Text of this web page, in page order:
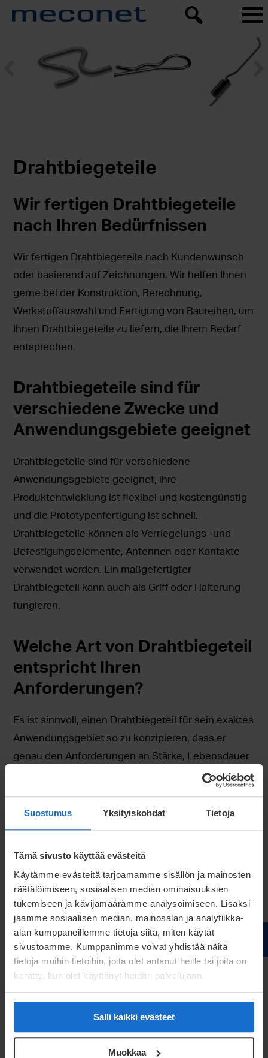
Suostumus Yksityiskohdat Tietoja
Tämä sivusto käyttää evästeitä
Käytämme evästeitä tarjoamamme sisällön ja mainosten
räätälöimiseen, sosiaalisen median ominaisuuksien
tukemiseen ja kävijämäärämme analysoimiseen. Lisäksi
jaamme sosiaalisen median, mainosalan ja analytiikka-
alan kumppaneillemme tietoja siitä, miten käytät
sivustoamme. Kumppanimme voivat yhdistää näitä
tietoja muihin tietoihin, joita olet antanut heille tai joita on
kerätty, kun olet käyttänyt heidän palvelujaan.
Salli kaikki evästeet
Muokkaa
Drahtbiegeteile
Wir fertigen Drahtbiegeteile
nach Ihren Bedürfnissen
Wir fertigen Drahtbiegeteile nach Kundenwunsch
oder basierend auf Zeichnungen. Wir helfen Ihnen
gerne bei der Konstruktion, Berechnung,
Werkstoffauswahl und Fertigung von Baureihen, um
Ihnen Drahtbiegeteile zu liefern, die Ihrem Bedarf
entsprechen.
Drahtbiegeteile sind für
verschiedene Zwecke und
Anwendungsgebiete geeignet
Drahtbiegeteile sind für verschiedene
Anwendungsgebiete geeignet, ihre
Produktentwicklung ist flexibel und kostengünstig
und die Prototypenfertigung ist schnell.
Drahtbiegeteile können als Verriegelungs- und
Befestigungselemente, Antennen oder Kontakte
verwendet werden. Ein maßgefertigter
Drahtbiegeteil kann auch als Griff oder Halterung
fungieren.
Welche Art von Drahtbiegeteil
entspricht Ihren
Anforderungen?
Es ist sinnvoll, einen Drahtbiegeteil für sein exaktes
Anwendungsgebiet so zu konzipieren, dass er
genau den Anforderungen an Stärke, Lebensdauer
und Einbau entspricht. Mit unseren modernen
Drahtautomaten können wir äußerst komplexe
zweidimensionale oder dreidimensionale
Drahtkomponenten herstellen.
Materialien und
Nachbehandlungen für
Drahtbiegeteile
Wir fertigen Drahtbiegeteile aus Federdrähten mit ø
0,1-8,0 mm. Die Materialoptionen umfassen
gewöhnlichen Federstahl (z. B. EN 10270-1 SM),
rostfreien Federstahl (z. B. EN 10270-3-1.4310),
ölgehärteten Federstahl, verzinkten Federstahl
oder säurebeständigen Federstahl sowie
Sonderqualitäten, wie z. B. Inconel, Nimonic und